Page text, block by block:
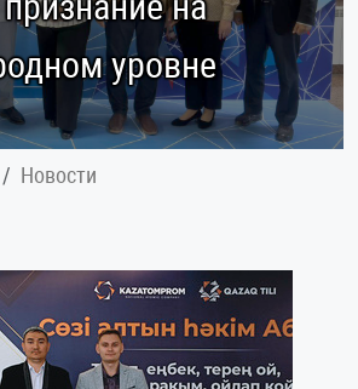
уровне
Новости